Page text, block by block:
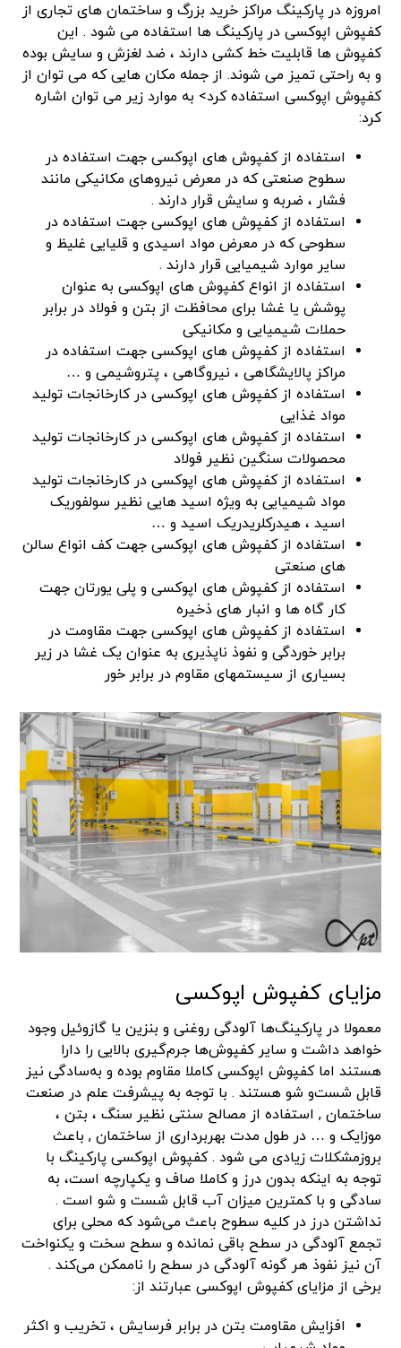
امروزه در پارکینگ مراکز خرید بزرگ و ساختمان های تجاری از
کفپوش اپوکسی در پارکینگ ها استفاده می شود . این
کفپوش ها قابلیت خط کشی دارند ، ضد لغزش و سایش بوده
و به راحتی تمیز می شوند. از جمله مکان هایی که می توان از
کفپوش اپوکسی استفاده کرد> به موارد زیر می توان اشاره
کرد:
استفاده از کفپوش های اپوکسی جهت استفاده در
سطوح صنعتی که در معرض نیروهای مکانیکی مانند
فشار ، ضربه و سایش قرار دارند .
استفاده از کفپوش های اپوکسی جهت استفاده در
سطوحی که در معرض مواد اسیدی و قلیایی غلیظ و
سایر موارد شیمیایی قرار دارند .
استفاده از انواع کفپوش های اپوکسی به عنوان
پوشش یا غشا برای محافظت از بتن و فولاد در برابر
حملات شیمیایی و مکانیکی
استفاده از کفپوش های اپوکسی جهت استفاده در
مراکز پالایشگاهی ، نیروگاهی ، پتروشیمی و …
استفاده از کفپوش های اپوکسی در کارخانجات تولید
مواد غذایی
استفاده از کفپوش های اپوکسی در کارخانجات تولید
محصولات سنگین نظیر فولاد
استفاده از کفپوش های اپوکسی در کارخانجات تولید
مواد شیمیایی به ویژه اسید هایی نظیر سولفوریک
اسید ، هیدرکلریدریک اسید و …
استفاده از کفپوش های اپوکسی جهت کف انواع سالن
های صنعتی
استفاده از کفپوش های اپوکسی و پلی یورتان جهت
کار گاه ها و انبار های ذخیره
استفاده از کفپوش های اپوکسی جهت مقاومت در
برابر خوردگی و نفوذ ناپذیری به عنوان یک غشا در زیر
بسیاری از سیستمهای مقاوم در برابر خور
مزایای کفپوش اپوکسی
معمولا در پارکینگ‌ها آلودگی روغنی و بنزین یا گازوئیل وجود
خواهد داشت و سایر کفپوش‌ها جرم‌گیری بالایی را دارا
هستند اما کفپوش اپوکسی کاملا مقاوم بوده و به‌سادگی نیز
قابل شست‌و شو هستند . با توجه به پیشرفت علم در صنعت
ساختمان , استفاده از مصالح سنتی نظیر سنگ ، بتن ،
موزایک و … در طول مدت بهربرداری از ساختمان , باعث
بروزمشکلات زیادی می شود . کفپوش اپوکسی پارکینگ با
توجه به اینکه بدون درز و کاملا صاف و یکپارچه است، به
سادگی و با کمترین میزان آب قابل شست‌ و شو است .
نداشتن درز در کلیه سطوح باعث می‌شود که محلی برای
تجمع آلودگی در سطح باقی نمانده و سطح سخت و یکنواخت
آن نیز نفوذ هر گونه آلودگی در سطح را ناممکن می‌کند .
برخی از مزایای کفپوش اپوکسی عبارتند از:
افزایش مقاومت بتن در برابر فرسایش ، تخریب و اکثر